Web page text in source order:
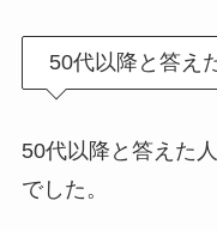
50代以降と答え
50代以降と答えた
でした。